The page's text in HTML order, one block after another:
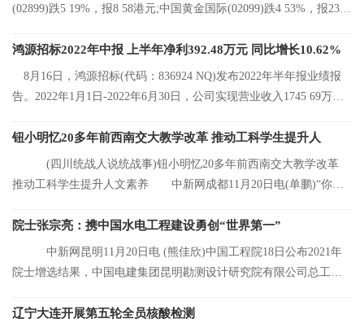
(02899)跌5 19%，报8 58港元;中国黄金国际(02099)跌4 53%，报23 2
鸿源招标2022年中报 上半年净利392.48万元 同比增长10.62%
8月16日，鸿源招标(代码：836924 NQ)发布2022年半年报业绩报
告。2022年1月1日-2022年6月30日，公司实现营业收入1745 69万
钮小明忆20多年前西南交大教学改革 推动工科学生提升人
(四川统战人说统战事)钮小明忆20多年前西南交大教学改革
推动工科学生提升人文素养 中新网成都11月20日电(单鹏)“你们
院士张宗亮：携中国水电工程建设勇创“世界第一”
中新网昆明11月20日电 (熊佳欣)中国工程院18日公布2021年
院士增选结果，中国电建集团昆明勘测设计研究院有限公司总工程
辽宁大连开展第五轮全员核酸检测